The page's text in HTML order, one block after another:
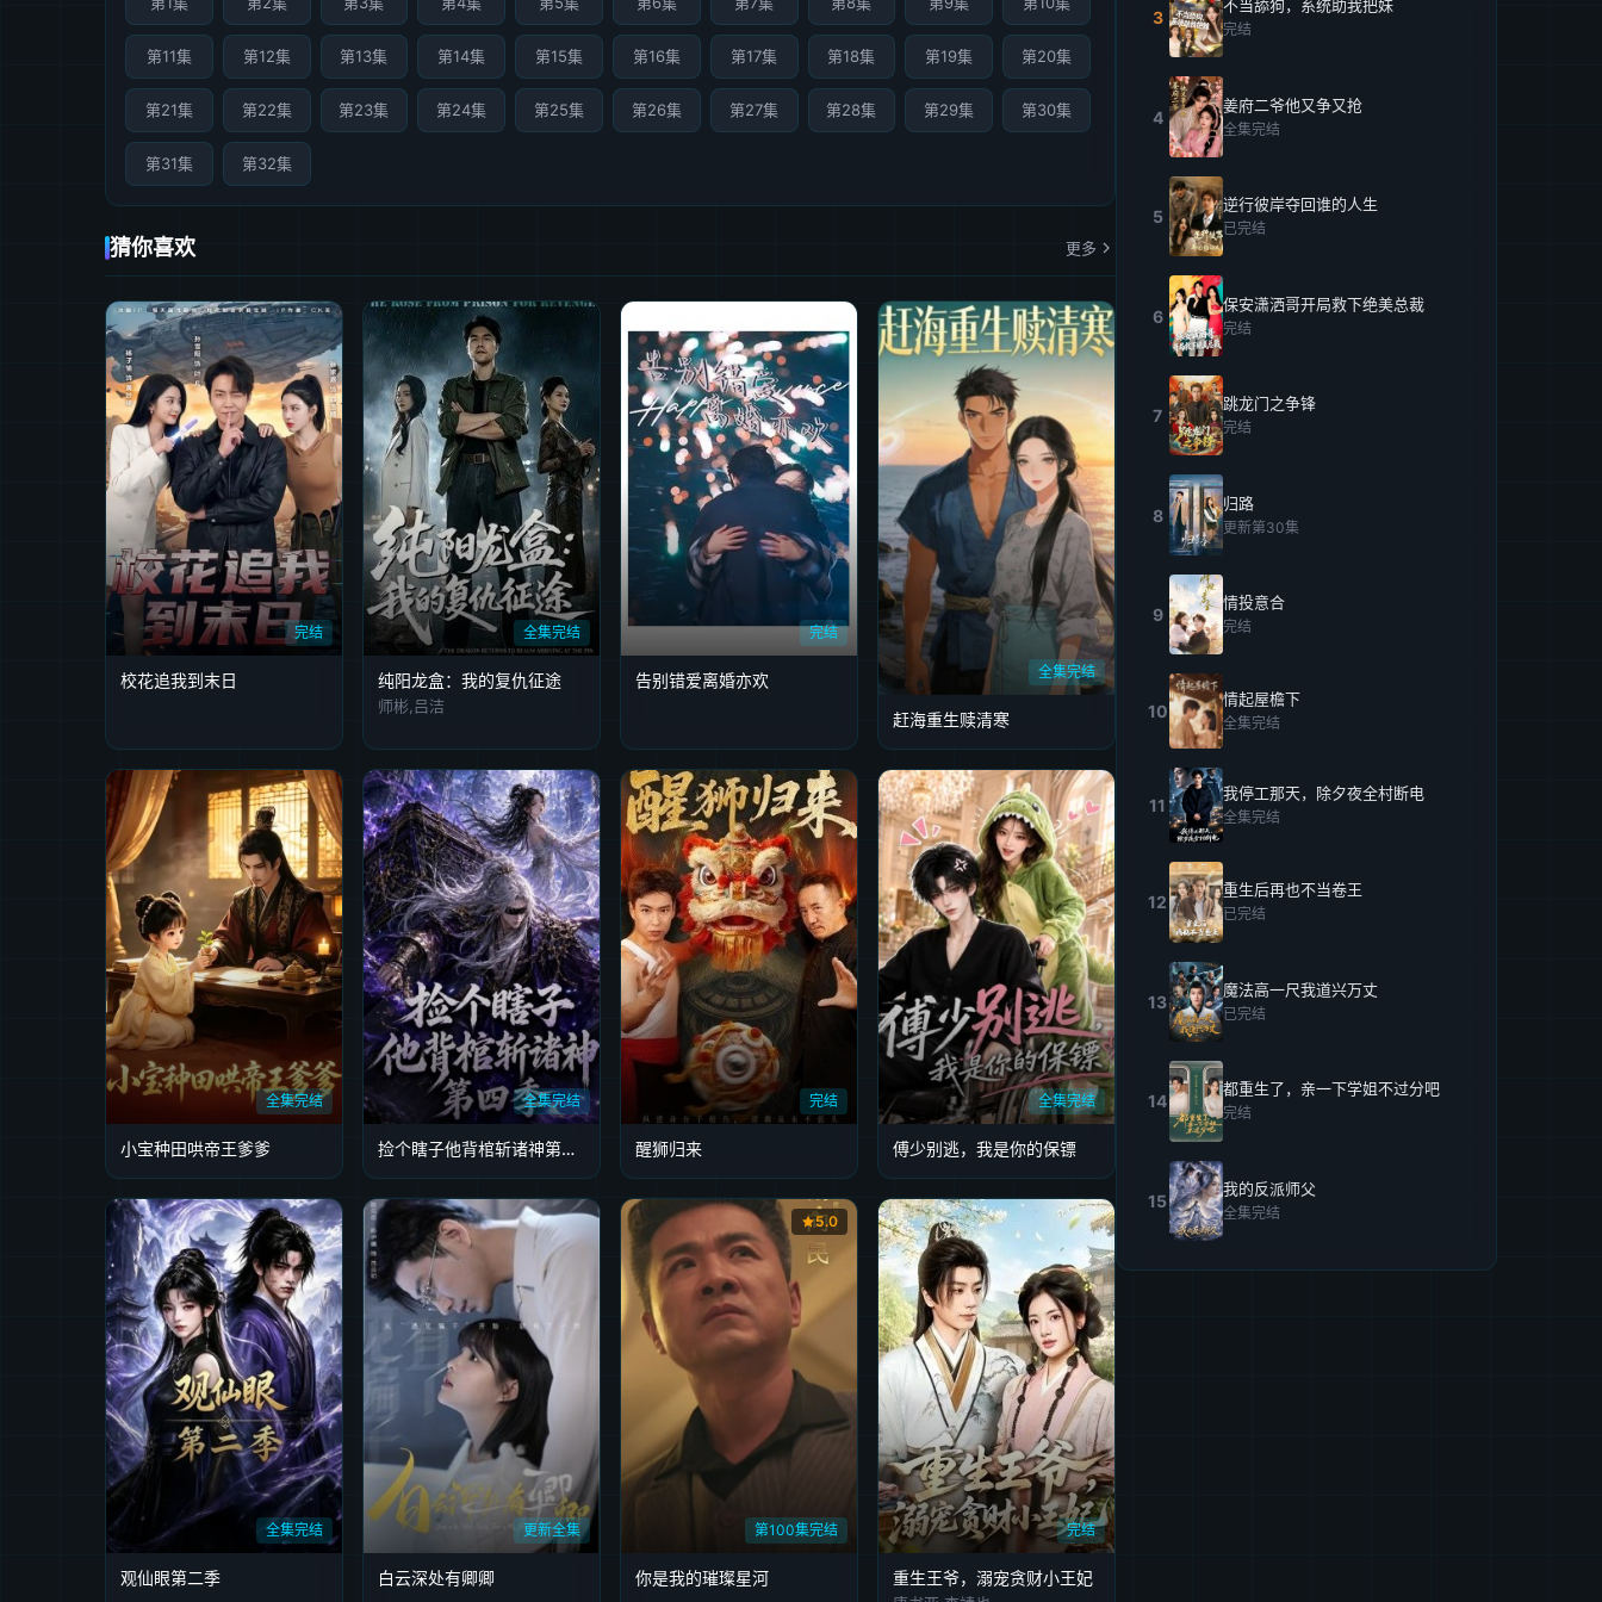
第11集 第12集 第13集 第14集 第15集 第16集 第17集 第18集 第19集 第20集
第21集 第22集 第23集 第24集 第25集 第26集 第27集 第28集 第29集 第30集
第31集 第32集
猜你喜欢 更多
完结
校花追我到末日
全集完结
纯阳龙盒：我的复仇征途
师彬,吕洁
完结
告别错爱离婚亦欢 全集完结
赶海重生赎清寒
全集完结
小宝种田哄帝王爹爹
全集完结
捡个瞎子他背棺斩诸神第四季
完结
醒狮归来
全集完结
傅少别逃，我是你的保镖
全集完结
观仙眼第二季
更新全集
白云深处有卿卿
第100集完结
5.0
你是我的璀璨星河
完结
重生王爷，溺宠贪财小王妃
3
不当舔狗，系统助我把妹
完结
4
姜府二爷他又争又抢
全集完结
5
逆行彼岸夺回谁的人生
已完结
6
保安潇洒哥开局救下绝美总裁
完结
7
跳龙门之争锋
完结
8
归路
更新第30集
9
情投意合
完结
10
情起屋檐下
全集完结
11
我停工那天，除夕夜全村断电
全集完结
12
重生后再也不当卷王
已完结
13
魔法高一尺我道兴万丈
已完结
14
都重生了，亲一下学姐不过分吧
完结
15
我的反派师父
全集完结